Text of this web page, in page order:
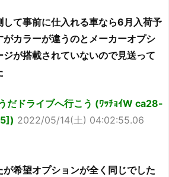
して事前に仕入れる車なら6月入荷予
カラーが違うのとメーカーオプシ
ジが搭載されていないので見送って
だドライブへ行こう (ﾜｯﾁｮｲW ca28-
2022/05/14(土) 04:02:55.06
希望オプションが全く同じでした